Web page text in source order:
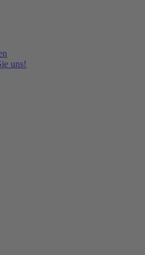
uns!